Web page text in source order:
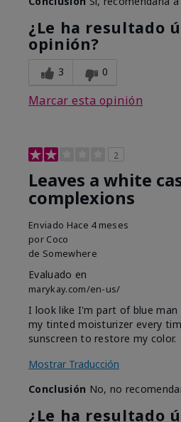
¿Le ha resultado
opinión?
3 0
Marcar esta opinión
2
Leaves a white
complexions
Enviado Hace 4 meses
por Coco
de Somewhere
Evaluado en
marykay.com/en-us/
I look like I'm part of blue
my tinted moisturizer every
sunscreen to restore my color.
Mostrar Traducción
Conclusión No, no
¿Le ha resultado